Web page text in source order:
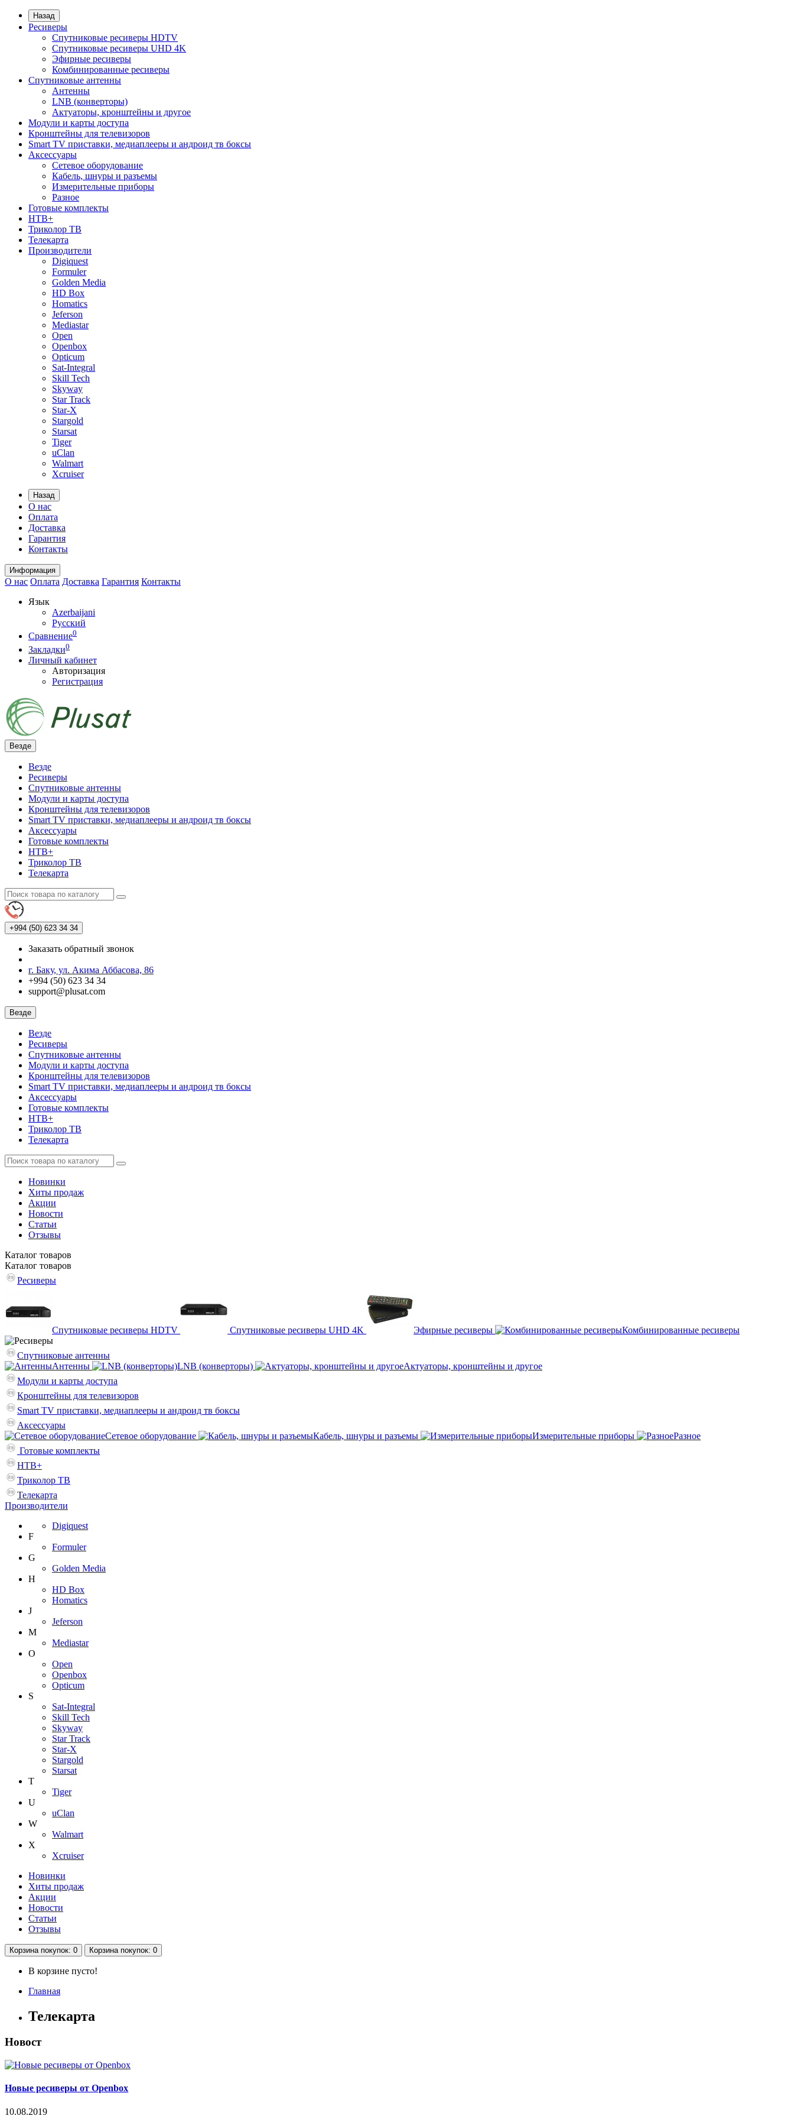
Назад
Ресиверы
Спутниковые ресиверы HDTV
Спутниковые ресиверы UHD 4K
Эфирные ресиверы
Комбинированные ресиверы
Спутниковые антенны
Антенны
LNB (конверторы)
Актуаторы, кронштейны и другое
Модули и карты доступа
Кронштейны для телевизоров
Smart TV приставки, медиаплееры и андроид тв боксы
Аксессуары
Сетевое оборудование
Кабель, шнуры и разъемы
Измерительные приборы
Разное
Готовые комплекты
НТВ+
Триколор ТВ
Телекарта
Производители
Digiquest
Formuler
Golden Media
HD Box
Homatics
Jeferson
Mediastar
Open
Openbox
Opticum
Sat-Integral
Skill Tech
Skyway
Star Track
Star-X
Stargold
Starsat
Tiger
uClan
Walmart
Xcruiser
Назад
О нас
Оплата
Доставка
Гарантия
Контакты
Информация
О нас Оплата Доставка Гарантия Контакты
Язык
Azerbaijani
Русский
Сравнение0
Закладки0
Личный кабинет
Авторизация
Регистрация
Везде
Везде
Ресиверы
Спутниковые антенны
Модули и карты доступа
Кронштейны для телевизоров
Smart TV приставки, медиаплееры и андроид тв боксы
Аксессуары
Готовые комплекты
НТВ+
Триколор ТВ
Телекарта
+994 (50) 623 34 34
Заказать обратный звонок
г. Баку, ул. Акима Аббасова, 86
+994 (50) 623 34 34
support@plusat.com
Везде
Везде
Ресиверы
Спутниковые антенны
Модули и карты доступа
Кронштейны для телевизоров
Smart TV приставки, медиаплееры и андроид тв боксы
Аксессуары
Готовые комплекты
НТВ+
Триколор ТВ
Телекарта
Новинки
Хиты продаж
Акции
Новости
Статьи
Отзывы
Каталог товаров
Каталог товаров
Ресиверы
Спутниковые ресиверы HDTV Спутниковые ресиверы UHD 4K Эфирные ресиверы Комбинированные ресиверы
Спутниковые антенны
Антенны
LNB (конверторы)
Актуаторы, кронштейны и другое
Модули и карты доступа
Кронштейны для телевизоров
Smart TV приставки, медиаплееры и андроид тв боксы
Аксессуары
Сетевое оборудование
Кабель, шнуры и разъемы Измерительные приборы
Разное
Готовые комплекты
НТВ+
Триколор ТВ
Телекарта
Производители
Digiquest
F
Formuler
G
Golden Media
H
HD Box
Homatics
J
Jeferson
M
Mediastar
O
Open
Openbox
Opticum
S
Sat-Integral
Skill Tech
Skyway
Star Track
Star-X
Stargold
Starsat
T
Tiger
U
uClan
W
Walmart
X
Xcruiser
Новинки
Хиты продаж
Акции
Новости
Статьи
Отзывы
Корзина покупок: 0 Корзина покупок: 0
В корзине пусто!
Главная
Телекарта
Новост
Новые ресиверы от Openbox
10.08.2019